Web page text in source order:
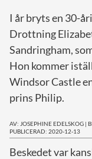
I år bryts en 30-
Drottning
Sandringham,
Hon kommer
Windsor Castle
prins Philip.
AV: JOSEPHINE EDELSKOG |
PUBLICERAD: 2020-12-13
Beskedet var